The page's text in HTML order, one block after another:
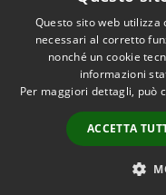
Accessibility
Privacy
Sitemap
Questo sito web
necessari al corretto
nonché un cookie
informazioni
Per maggiori dettagli, può
ACCETTA